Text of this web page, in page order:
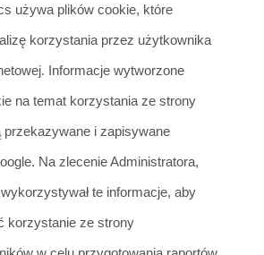
używa plików cookie, które
korzystania przez użytkownika
Informacje wytworzone
na temat korzystania ze strony
przekazywane i zapisywane
Na zlecenie Administratora,
te informacje, aby
korzystanie ze strony